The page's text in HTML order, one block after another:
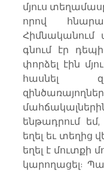
մյուս
որով
Հիմնականում
գնում էր
փորձել էին
հասնել
ենթադրում
եղել եւ տեղից
եղել է մուտքի
կարողացել: